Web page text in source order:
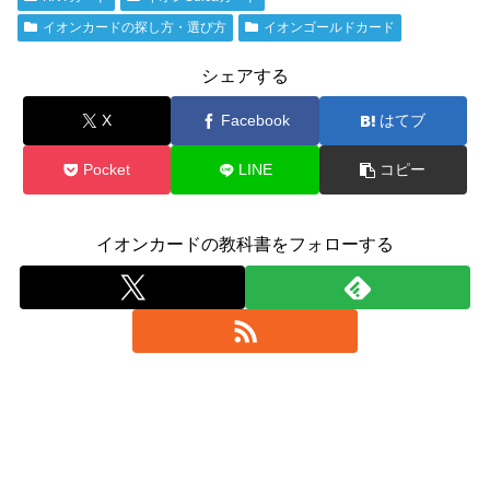
イオンカードの探し方・選び方
イオンゴールドカード
シェアする
X Facebook はてブ
Pocket LINE コピー
イオンカードの教科書をフォローする